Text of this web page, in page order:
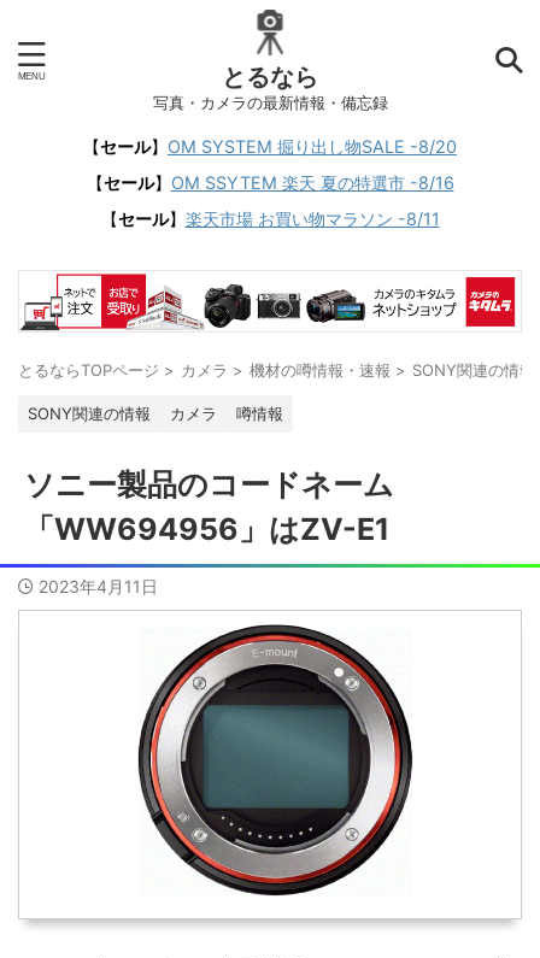
とるなら
写真・カメラの最新情報・備忘録
【セール】 OM SYSTEM 掘り出し物SALE -8/20
【セール】 OM SSYTEM 楽天 夏の特選市 -8/16
【セール】 楽天市場 お買い物マラソン -8/11
とるならTOPページ > カメラ > 機材の噂情報・速報 > SONY関連の情報
SONY関連の情報 カメラ 噂情報
ソニー製品のコードネーム
「WW694956」はZV-E1
2023年4月11日